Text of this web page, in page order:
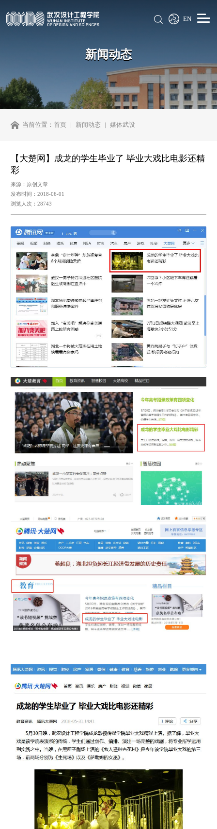
EN
新闻动态
当前位置：首页 新闻动态 媒体武设
【大楚网】成龙的学生毕业了 毕业大戏比电影还精
彩
来源：原创文章
发布时间：2018-06-01
浏览人次：28743